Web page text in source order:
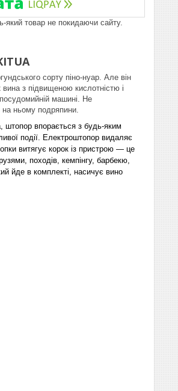
який товар не покидаючи сайту.
сорту піно-нуар. Але він
з підвищеною кислотністю і
машині. Не
ньому подряпини.
штопор впорається з будь-яким
події . Електроштопор видаляє
витягує корок із пристрою — це
походів, кемпінгу, барбекю,
йде в комплекті, насичує вино